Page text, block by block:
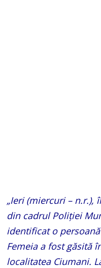
„Ieri (miercuri –
din cadrul Poliţiei
identificat o
Femeia a fost găsită
localitatea Ciumani.